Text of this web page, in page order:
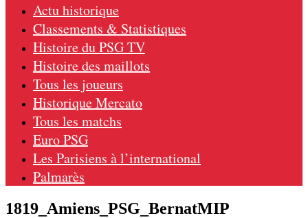
Actu historique
Classements & Statistiques
Histoire du PSG TV
Histoire des maillots
Tous les joueurs
Historique Mercato
Tous les matchs
Euro PSG
Les Parisiens à l’international
Palmarès
1819_Amiens_PSG_BernatMIP